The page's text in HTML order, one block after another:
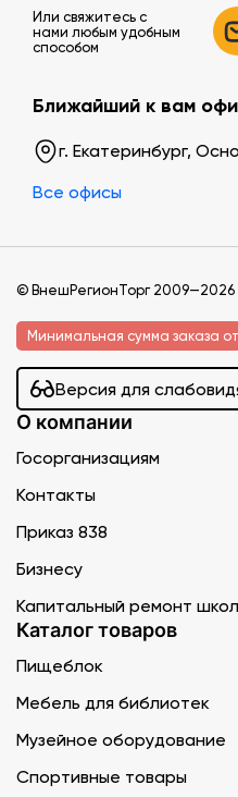
Или свяжитесь c
нами любым удобным
способом
Ближайший к вам
г. Екатеринбург,
Все офисы
© ВнешРегионТорг 2009—2026
Минимальная сумма заказа
Версия для
О компании
Госорганизациям
Контакты
Приказ 838
Бизнесу
Капитальный ремонт школ
Каталог товаров
Пищеблок
Мебель для библиотек
Музейное оборудование
Спортивные товары